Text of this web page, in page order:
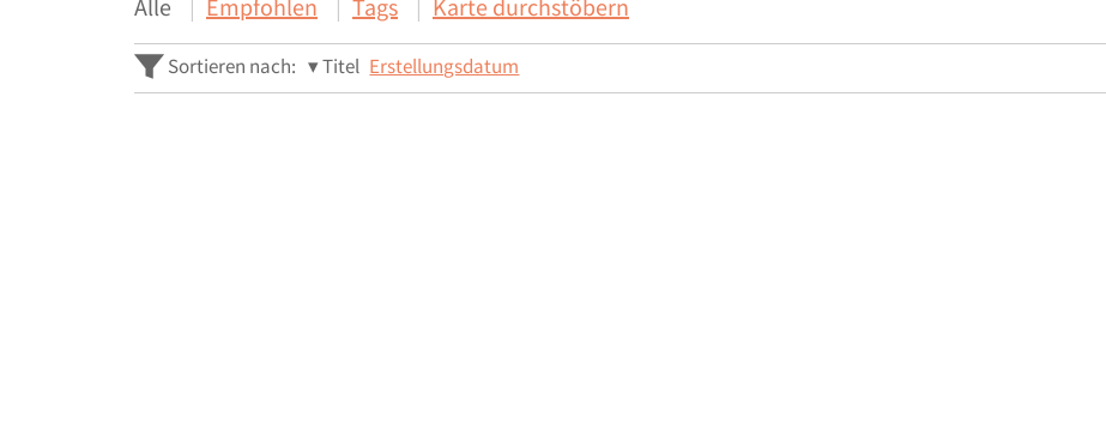
Alle Empfohlen Tags Karte durchstöbern
Sortieren nach: Titel Erstellungsdatum